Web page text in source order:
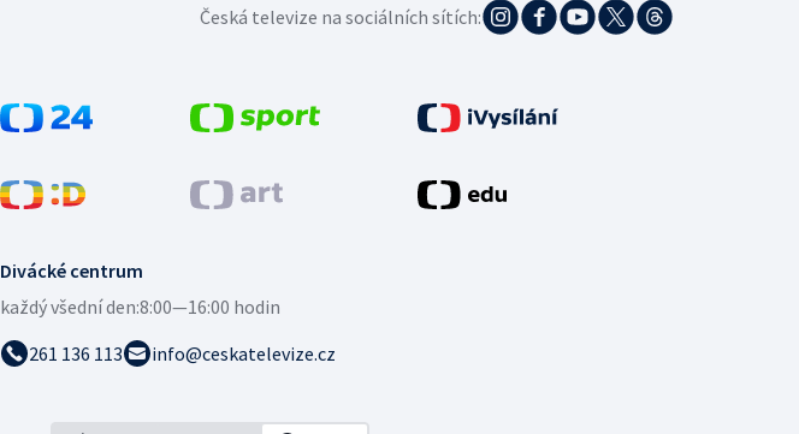
Divácké centrum
každý všední den:8:00—16:00 hodin
261 136 113
info@ceskatelevize.cz
Česká televize na sociálních sítích: